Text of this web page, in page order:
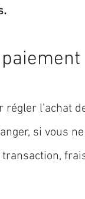
.
régler l'achat
si vous